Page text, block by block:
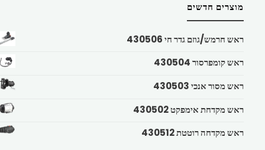
מוצרים חדשים
ראש חרמש/גוזם גדר חי 430506
ראש קומפרסור 430504
ראש מסור אנכי 430503
ראש מקדחת אימפקט 430502
ראש מקדחה רוטטת 430512